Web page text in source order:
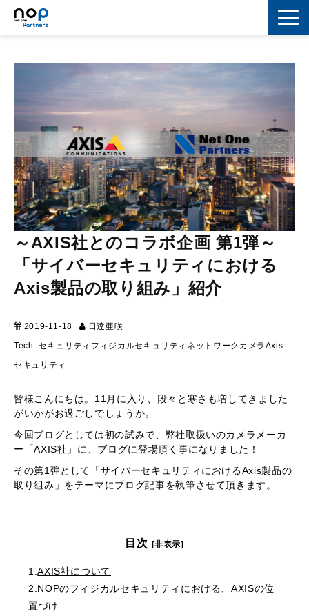
マーケティング
セキュリティ
IoT
コラボレーション
スキルアップ
IT用語解説
～AXIS社とのコラボ企画 第1弾～
「サイバーセキュリティにおける
Axis製品の取り組み」紹介
2019-11-18 日達亜咲
Tech_セキュリティ フィジカルセキュリティ ネットワークカメラ Axis
セキュリティ
皆様こんにちは。11月に入り、段々と寒さも増してきました
がいかがお過ごしでしょうか。
今回ブログとしては初の試みで、弊社取扱いのカメラメーカ
ー「AXIS社」に、ブログに登場頂く事になりました！
その第1弾として「サイバーセキュリティにおけるAxis製品の
取り組み」をテーマにブログ記事を執筆させて頂きます。
目次 [非表示]
1.AXIS社について
2. NOPのフィジカルセキュリティにおける、AXISの位
置づけ